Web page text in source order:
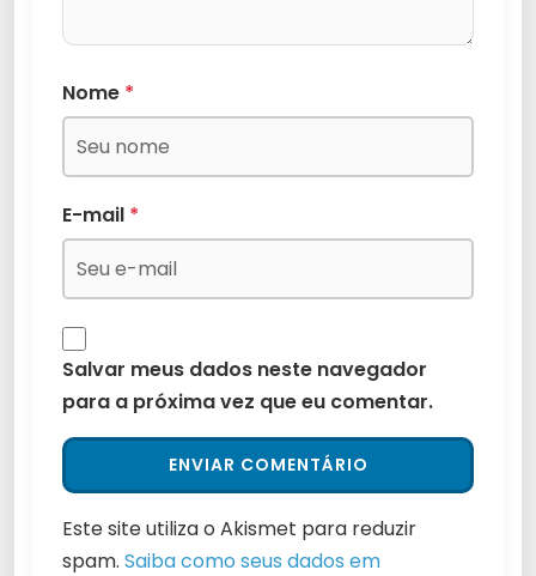
Nome *
E-mail *
Salvar meus dados neste navegador
para a próxima vez que eu comentar.
Este site utiliza o Akismet para reduzir
spam. Saiba como seus dados em